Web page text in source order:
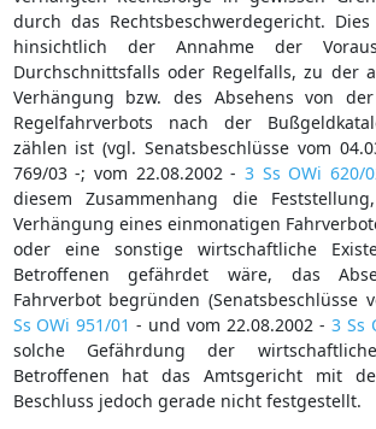
durch das Rechtsbeschwerdegericht.
hinsichtlich der Annahme der
Durchschnittsfalls oder Regelfalls, zu der
Verhängung bzw. des Absehens von
Regelfahrverbots nach der
zählen ist (vgl. Senatsbeschlüsse vom
769/03 -; vom 22.08.2002 - 3 Ss OWi 620/
diesem Zusammenhang die
Verhängung eines einmonatigen
oder eine sonstige wirtschaftliche
Betroffenen gefährdet wäre, das
Fahrverbot begründen (Senatsbeschlüsse
Ss OWi 951/01 - und vom 22.08.2002 - 3 Ss
solche Gefährdung der
Betroffenen hat das Amtsgericht mit
Beschluss jedoch gerade nicht festgestellt.